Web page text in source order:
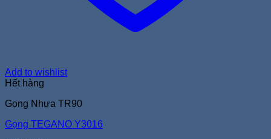
Add to wishlist
Hết hàng
Gọng Nhựa TR90
Gọng TEGANO Y3016